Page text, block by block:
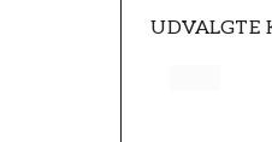
UDVALGTE